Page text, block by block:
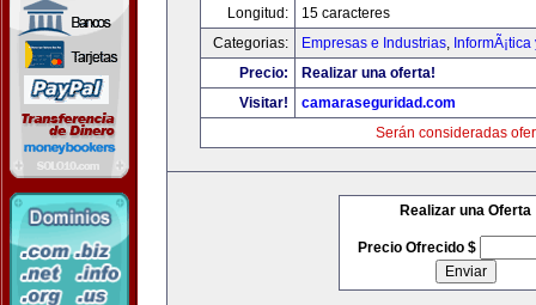
Longitud:
15 caracteres
Categorias:
Empresas e Industrias,
Precio:
Realizar una oferta!
Visitar!
camaraseguridad.com
Serán consideradas
Realizar una Oferta
Precio Ofrecido $